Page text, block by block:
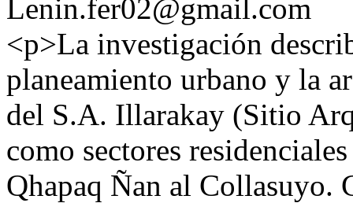
Lenin.fer02@gmail.com
<p>La investigación
planeamiento urbano y la
del S.A. Illarakay (Sitio
como sectores
Qhapaq Ñan al Collasuyo.